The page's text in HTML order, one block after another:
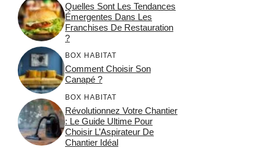
Quelles Sont Les Tendances
Émergentes Dans Les
Franchises De Restauration
?
BOX HABITAT
Comment Choisir Son
Canapé ?
BOX HABITAT
Révolutionnez Votre Chantier
: Le Guide Ultime Pour
Choisir L’Aspirateur De
Chantier Idéal